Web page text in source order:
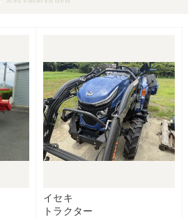
イセキ
トラクター